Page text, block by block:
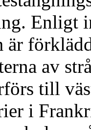
Enligt
är
av
till
i